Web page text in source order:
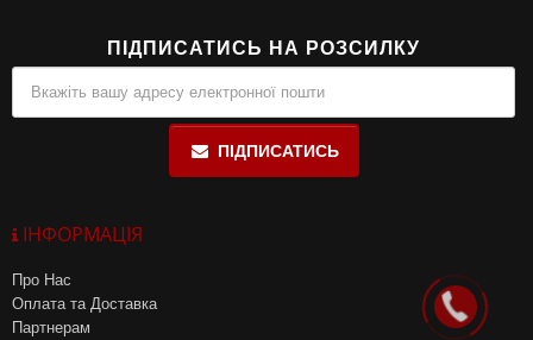
ПІДПИСАТИСЬ НА РОЗСИЛКУ
ПІДПИСАТИСЬ
ІНФОРМАЦІЯ
Про Нас
Оплата та Доставка
Партнерам